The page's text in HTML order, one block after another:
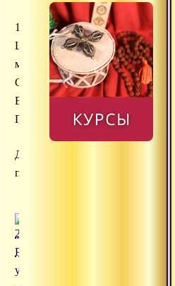
16.10.2006
Шамбхави-
мудра,
Свами
Вишнудевананда
Гири
Духовные
практики